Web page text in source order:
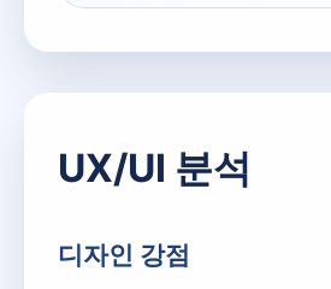
UX/UI 분석
디자인 강점